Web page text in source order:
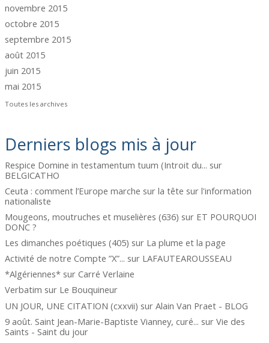
novembre 2015
octobre 2015
septembre 2015
août 2015
juin 2015
mai 2015
Toutes les archives
Derniers blogs mis à jour
Respice Domine in testamentum tuum (Introit du... sur
BELGICATHO
Ceuta : comment l’Europe marche sur la tête surl'information
nationaliste
Mougeons, moutruches et muselières (636) sur ET POURQUOI
DONC ?
Les dimanches poétiques (405) sur La plume et la page
Activité de notre Compte ”X”... sur LAFAUTEAROUSSEAU
*Algériennes* surCarré Verlaine
Verbatim sur Le Bouquineur
UN JOUR, UNE CITATION (cxxvii) surAlain Van Praet - BLOG
9 août. Saint Jean-Marie-Baptiste Vianney, curé... surVie des
Saints - Saint du jour